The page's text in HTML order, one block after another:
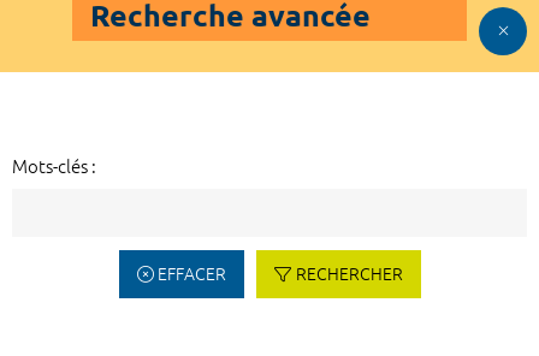
Recherche avancée
Mots-clés :
EFFACER RECHERCHER